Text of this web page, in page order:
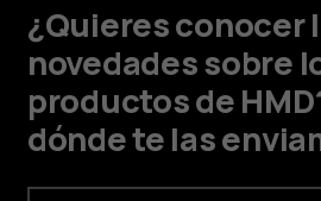
¿Quieres conocer
novedades sobre
productos de
dónde te las